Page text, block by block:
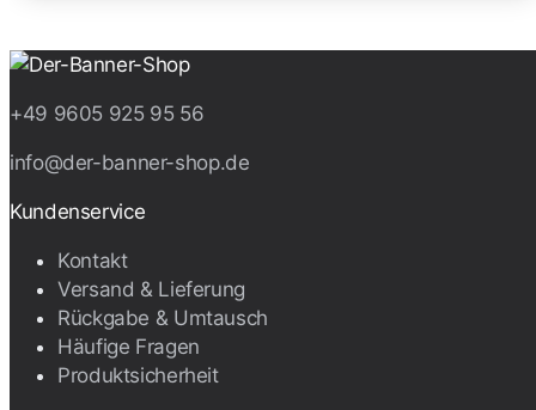
+49 9605 925 95 56
info@der-banner-shop.de
Kundenservice
Kontakt
Versand & Lieferung
Rückgabe & Umtausch
Häufige Fragen
Produktsicherheit